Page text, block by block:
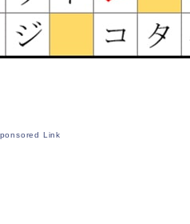
Link